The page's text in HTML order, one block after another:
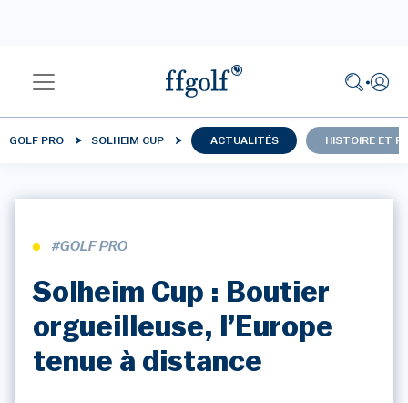
GOLF PRO SOLHEIM CUP ACTUALITÉS HISTOIRE ET
#GOLF PRO
Solheim Cup : Boutier
orgueilleuse, l’Europe
tenue à distance